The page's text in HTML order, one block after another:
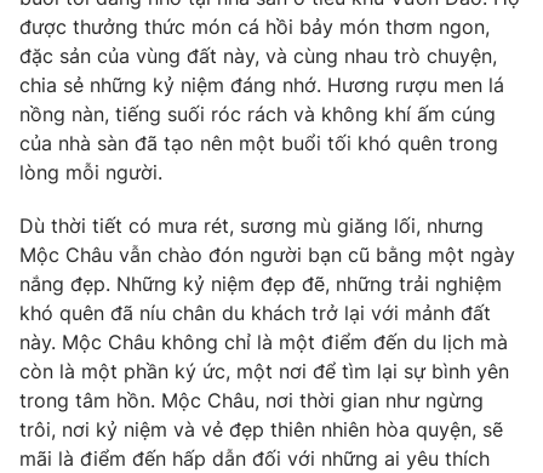
được thưởng thức món cá hồi bảy món thơm ngon,
đặc sản của vùng đất này, và cùng nhau trò chuyện,
chia sẻ những kỷ niệm đáng nhớ. Hương rượu men lá
nồng nàn, tiếng suối róc rách và không khí ấm cúng
của nhà sàn đã tạo nên một buổi tối khó quên trong
lòng mỗi người.
Dù thời tiết có mưa rét, sương mù giăng lối, nhưng
Mộc Châu vẫn chào đón người bạn cũ bằng một ngày
nắng đẹp. Những kỷ niệm đẹp đẽ, những trải nghiệm
khó quên đã níu chân du khách trở lại với mảnh đất
này. Mộc Châu không chỉ là một điểm đến du lịch mà
còn là một phần ký ức, một nơi để tìm lại sự bình yên
trong tâm hồn. Mộc Châu, nơi thời gian như ngừng
trôi, nơi kỷ niệm và vẻ đẹp thiên nhiên hòa quyện, sẽ
mãi là điểm đến hấp dẫn đối với những ai yêu thích